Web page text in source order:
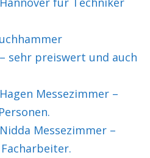
sehr preiswert und auch
Messezimmer –
Messezimmer –